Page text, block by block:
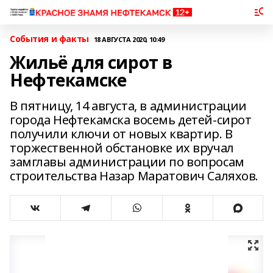
События и факты 18 АВГУСТА 2020, 10:49
Жильё для сирот в
Нефтекамске
В пятницу, 14 августа, в администрации
города Нефтекамска восемь детей-сирот
получили ключи от новых квартир. В
торжественной обстановке их вручал
замглавы администрации по вопросам
строительства Назар Маратович Саляхов.